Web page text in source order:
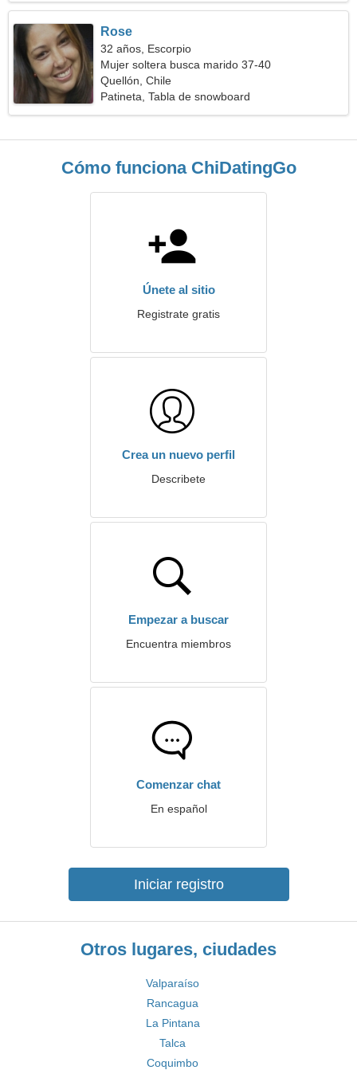
Rose
32 años, Escorpio
Mujer soltera busca marido 37-40
Quellón, Chile
Patineta, Tabla de snowboard
Cómo funciona ChiDatingGo
Únete al sitio
Registrate gratis
Crea un nuevo perfil
Describete
Empezar a buscar
Encuentra miembros
Comenzar chat
En español
Iniciar registro
Otros lugares, ciudades
Valparaíso
Rancagua
La Pintana
Talca
Coquimbo